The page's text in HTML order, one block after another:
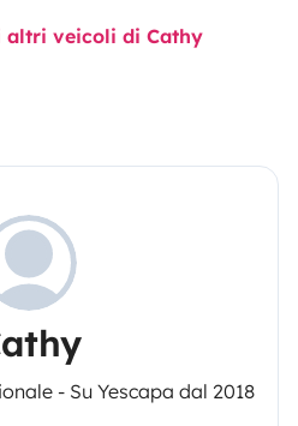
altri veicoli di Cathy
- Su Yescapa dal 2018